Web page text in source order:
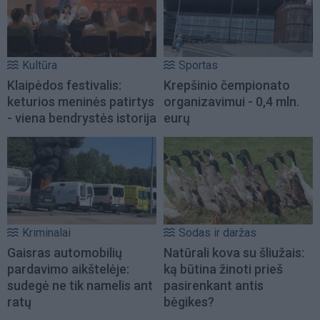
Kultūra
Klaipėdos festivalis:
keturios meninės patirtys
- viena bendrystės istorija
Sportas
Krepšinio čempionato
organizavimui - 0,4 mln.
eurų
Kriminalai
Gaisras automobilių
pardavimo aikštelėje:
sudegė ne tik namelis ant
ratų
Sodas ir daržas
Natūrali kova su šliužais:
ką būtina žinoti prieš
pasirenkant antis
bėgikes?